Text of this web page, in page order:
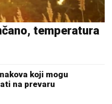
temperatura
koji mogu
na prevaru